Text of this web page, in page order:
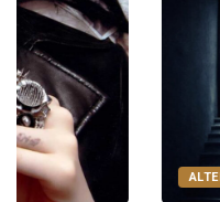
ALTERNATIVO AUDIO